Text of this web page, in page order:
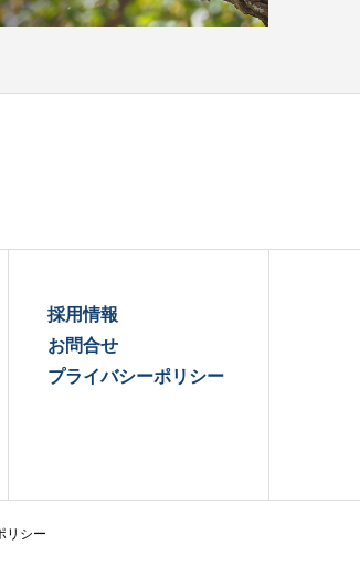
採用情報
お問合せ
プライバシーポリシー
リシー